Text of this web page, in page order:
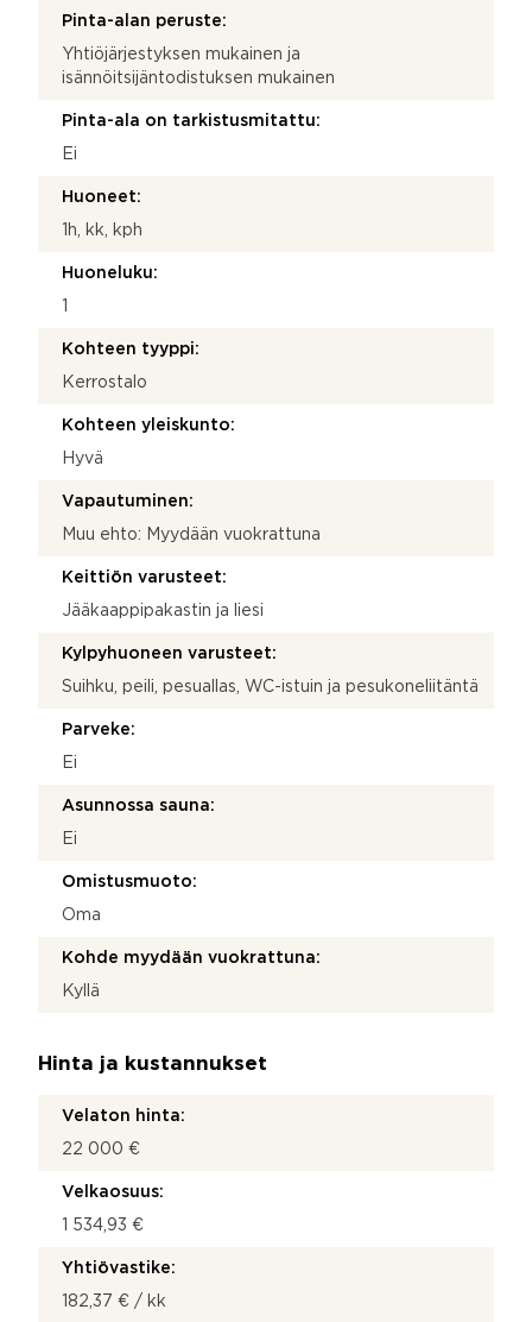
Pinta-alan peruste:
Yhtiöjärjestyksen mukainen ja
isännöitsijäntodistuksen mukainen
Pinta-ala on tarkistusmitattu:
Ei
Huoneet:
1h, kk, kph
Huoneluku:
Kohteen tyyppi:
Kerrostalo
Kohteen yleiskunto:
Hyvä
Vapautuminen:
Muu ehto: Myydään vuokrattuna
Keittiön varusteet:
Jääkaappipakastin ja liesi
Kylpyhuoneen varusteet:
Suihku, peili, pesuallas, WC-istuin ja pesukoneliitäntä
Parveke:
Ei
Asunnossa sauna:
Ei
Omistusmuoto:
Oma
Kohde myydään vuokrattuna:
Kyllä
Hinta ja kustannukset
Velaton hinta:
22 000 €
Velkaosuus:
1 534,93 €
Yhtiövastike:
182,37 € / kk